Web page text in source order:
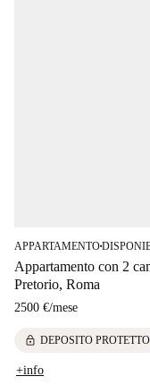
APPARTAMENTO■
Appartamento con 2
Pretorio, Roma
2500 €/mese
lock DEPOSITO PROTETTO
+info